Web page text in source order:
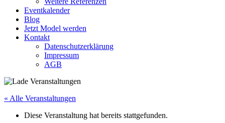
Eventkalender
Blog
Jetzt Model werden
Kontakt
Datenschutzerklärung
Impressum
AGB
« Alle Veranstaltungen
Diese Veranstaltung hat bereits stattgefunden.